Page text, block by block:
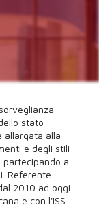
stato
allargata alla
e degli stili
a
Referente
2010 ad oggi
e con l'ISS